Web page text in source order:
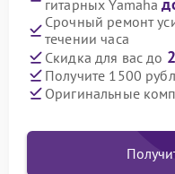
гитарных Yamaha
Срочный ремонт
течении часа
Скидка для вас до
Получите 1500
Оригинальные